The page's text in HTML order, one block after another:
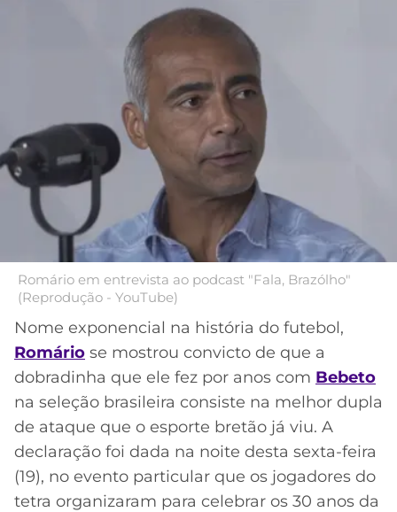
PROMOCIONAL
BETBOOM
CÓDIGO
INDICAÇÃO
BET365
CÓDIGO
BETANO
MELHORES
APPS
DE
CASSINOS
ONLINE
MELHORES
CASSINOS
ONLINE
2026
PALMEIRAS
CORINTHIANS
SÃO
PAULO
FLAMENGO
FLUMINENSE
BOTAFOGO
VASCO
INTERNACIONAL
GRÊMIO
BRASILEIRÃO
LIBERTADORES
COPA
DO
BRASIL
PREMIER
LEAGUE
COPA
SUL-
AMERICANA
DOS
CAMPEÕES
LALIGA
ESPORTIVA
MERCADO
BOLA
PALPITES
Acesse o perfil do autor
Romário em entrevista ao podcast "Fala, Brazólho"
(Reprodução - YouTube)
Nome exponencial na história do futebol,
Romário se mostrou convicto de que a
dobradinha que ele fez por anos com Bebeto
na seleção brasileira consiste na melhor dupla
de ataque que o esporte bretão já viu. A
declaração foi dada na noite desta sexta-feira
(19), no evento particular que os jogadores do
tetra organizaram para celebrar os 30 anos da